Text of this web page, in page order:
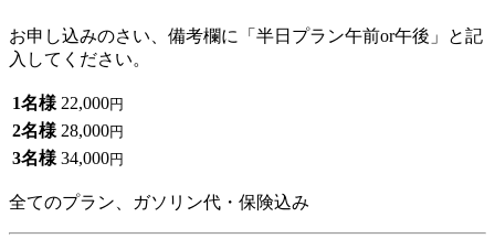
お申し込みのさい、備考欄に「半日プラン午前or午後」と記
入してください。
1名様 22,000円
2名様 28,000円
3名様 34,000円
全てのプラン、ガソリン代・保険込み